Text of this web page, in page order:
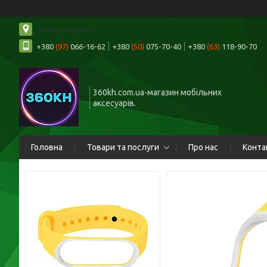
Лозова, Україна
+380 (97) 066-16-62 +380 (50) 075-70-40 +380 (63) 118-90-70
360kh.com.ua-магазин мобільних
аксесуарів.
Головна Товари та послуги Про нас